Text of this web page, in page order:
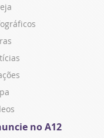
no A12